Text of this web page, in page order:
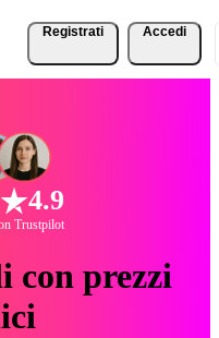
Registrati Accedi
4.9
Trustpilot
con prezzi